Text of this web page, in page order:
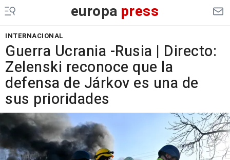
europa press
INTERNACIONAL
Guerra Ucrania -Rusia | Directo:
Zelenski reconoce que la
defensa de Járkov es una de
sus prioridades